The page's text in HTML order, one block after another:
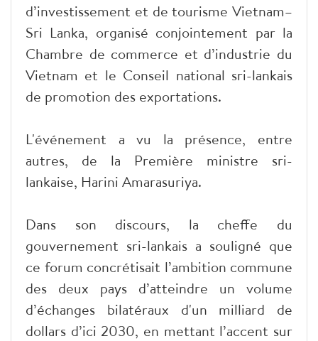
d’investissement et de tourisme Vietnam–
Sri Lanka, organisé conjointement par la
Chambre de commerce et d’industrie du
Vietnam et le Conseil national sri-lankais
de promotion des exportations.
L'événement a vu la présence, entre
autres, de la Première ministre sri-
lankaise, Harini Amarasuriya.
Dans son discours, la cheffe du
gouvernement sri-lankais a souligné que
ce forum concrétisait l’ambition commune
des deux pays d’atteindre un volume
d’échanges bilatéraux d'un milliard de
dollars d’ici 2030, en mettant l’accent sur